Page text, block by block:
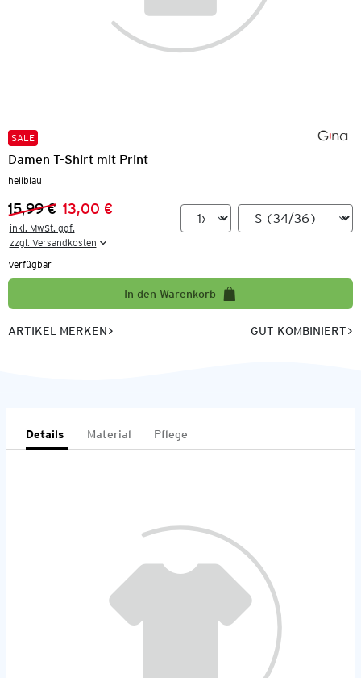
SALE
Damen T-Shirt mit Print
hellblau
Vorheriger Preis:
15,99 €
Neuer Preis:
13,00 €
inkl. MwSt. ggf.
zzgl. Versandkosten
Verfügbar
In den Warenkorb
ARTIKEL MERKEN GUT KOMBINIERT
Details Material Pflege